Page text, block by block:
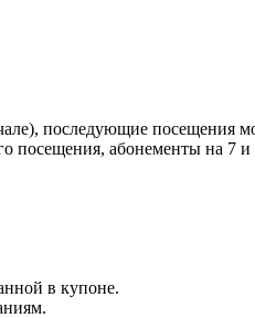
последующие посещения
посещения, абонементы на 7
в купоне.